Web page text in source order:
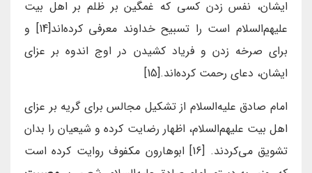
ایشان، نفس زدن کسی که غمگین بر ظلم بر اهل بیت
علیهم‌السلام است را تسبیح خداوند معرفی کرده‌اند[14] و
برای صرخه زدن و فریاد کشیدن در اوج اندوه بر عزای
ایشان، دعای رحمت کرده‌اند.[15]
امام صادق علیه‌السلام از تشکیل مجالس برای گریه بر عزای
اهل بیت علیهم‌السلام، اظهار رضایت کرده و شیعیان را بدان
تشویق می‌کردند. [16] ابوهارون مکفوف روایت کرده است